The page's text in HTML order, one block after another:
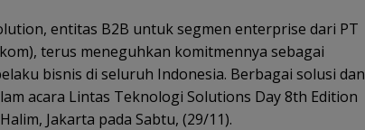
entitas B2B untuk segmen enterprise dari PT
terus meneguhkan komitmennya sebagai
bisnis di seluruh Indonesia. Berbagai solusi dan
acara Lintas Teknologi Solutions Day 8th Edition
Jakarta pada Sabtu, (29/11).
Rotasi 311 ASN Jadi
Awal Reformasi
Birokrasi Batam,
Amsakar Tekankan
Integritas dan Kinerja
Gelombang Mundur
dari PWI Kepri
Berlanjut, Socrates
Ketua Pertama